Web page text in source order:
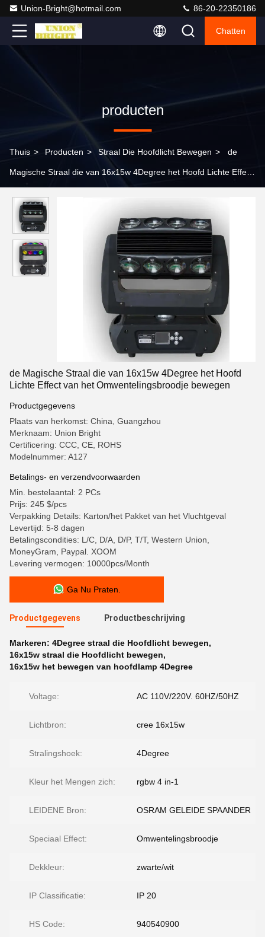
Union-Bright@hotmail.com 86-20-22350186
Chatten
producten
Thuis > Producten > Straal Die Hoofdlicht Bewegen > de
Magische Straal die van 16x15w 4Degree het Hoofd Lichte Effect
de Magische Straal die van 16x15w 4Degree het Hoofd
Lichte Effect van het Omwentelingsbroodje bewegen
Productgegevens
Plaats van herkomst: China, Guangzhou
Merknaam: Union Bright
Certificering: CCC, CE, ROHS
Modelnummer: A127
Betalings- en verzendvoorwaarden
Min. bestelaantal: 2 PCs
Prijs: 245 $/pcs
Verpakking Details: Karton/het Pakket van het Vluchtgeval
Levertijd: 5-8 dagen
Betalingscondities: L/C, D/A, D/P, T/T, Western Union,
MoneyGram, Paypal. XOOM
Levering vermogen: 10000pcs/Month
Ga Nu Praten.
Productgegevens Productbeschrijving
Markeren: 4Degree straal die Hoofdlicht bewegen,
16x15w straal die Hoofdlicht bewegen,
16x15w het bewegen van hoofdlamp 4Degree
Voltage: AC 110V/220V. 60HZ/50HZ
Lichtbron: cree 16x15w
Stralingshoek: 4Degree
Kleur het Mengen zich: rgbw 4 in-1
LEIDENE Bron: OSRAM GELEIDE SPAANDER
Speciaal Effect: Omwentelingsbroodje
Dekkleur: zwarte/wit
IP Classificatie: IP 20
HS Code: 940540900